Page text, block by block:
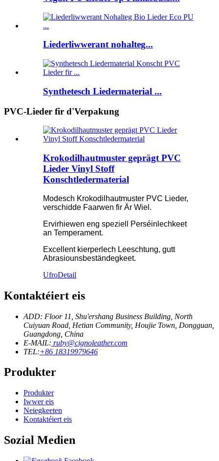
Liederliwwerant nohalteg...
Synthetesch Liedermaterial ...
PVC-Lieder fir d'Verpakung
Krokodilhautmuster geprägt PVC
Lieder Vinyl Stoff
Konschtledermaterial
Modesch Krokodilhautmuster PVC Lieder,
verschidde Faarwen fir Är Wiel.
Ervirhiewen eng speziell Perséinlechkeet
an Temperament.
Excellent kierperlech Leeschtung, gutt
Abrasiounsbeständegkeet.
UfroDetail
Kontaktéiert eis
ADD: Floor 11, Shu'ershang Business Building, North
Cuiyuan Road, Hetian Community, Houjie Town, Dongguan,
Guangdong, China
E-MAIL: ruby@cignoleather.com
TEL:+86 18319979646
Produkter
Produkter
Iwwer eis
Neiegkeeten
Kontaktéiert eis
Sozial Medien